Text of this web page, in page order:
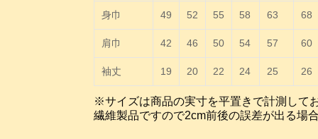
身巾 49 52 55 58 63 68
肩巾 42 46 50 54 57 60
袖丈 19 20 22 24 25 26
※サイズは商品の実寸を平置きで計測して
繊維製品ですので2cm前後の誤差が出る場